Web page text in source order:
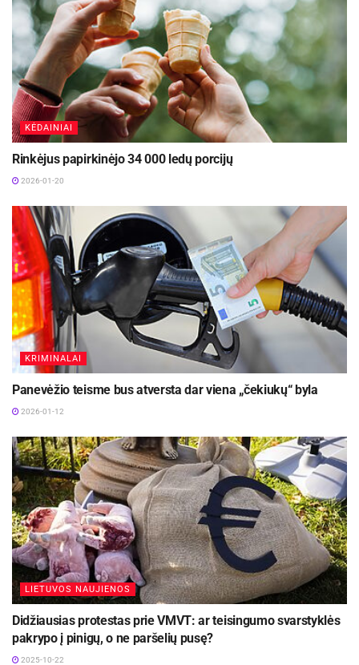
KĖDAINIAI
Rinkėjus papirkinėjo 34 000 ledų porcijų
2026-01-20
KRIMINALAI
Panevėžio teisme bus atversta dar viena „čekiukų“ byla
2026-01-12
LIETUVOS NAUJIENOS
Didžiausias protestas prie VMVT: ar teisingumo svarstyklės
pakrypo į pinigų, o ne paršelių pusę?
2025-10-22